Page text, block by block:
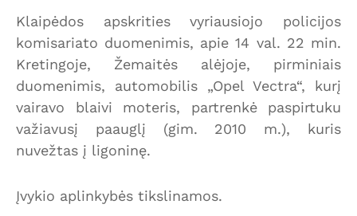
Klaipėdos apskrities vyriausiojo policijos
komisariato duomenimis, apie 14 val. 22 min.
Kretingoje, Žemaitės alėjoje, pirminiais
duomenimis, automobilis „Opel Vectra“, kurį
vairavo blaivi moteris, partrenkė paspirtuku
važiavusį paauglį (gim. 2010 m.), kuris
nuvežtas į ligoninę.
Įvykio aplinkybės tikslinamos.